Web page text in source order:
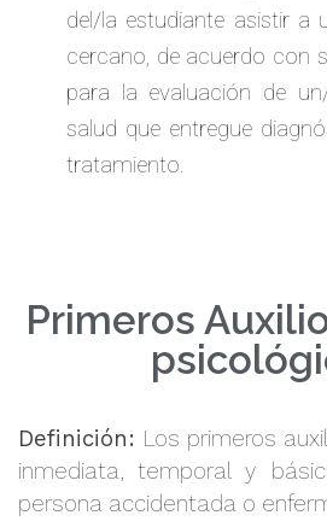
del/la estudiante asistir a
cercano, de acuerdo con
para la evaluación de
salud que entregue
tratamiento.
Primeros
Definición: Los primeros
inmediata, temporal y
persona accidentada o